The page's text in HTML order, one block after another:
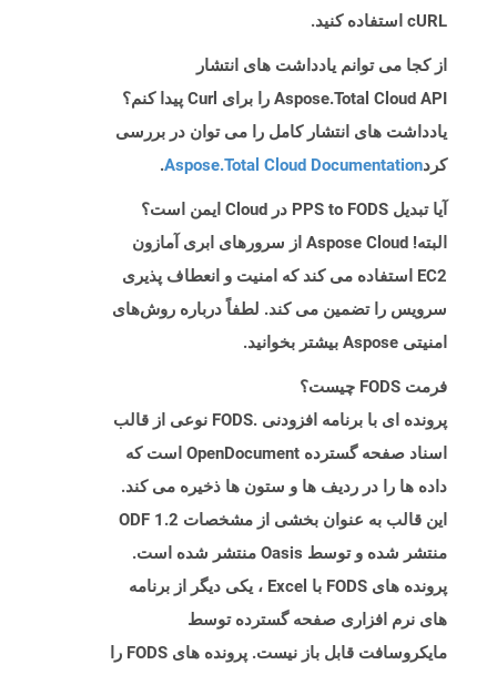
cURL استفاده کنید.
از کجا می توانم یادداشت های انتشار
Aspose.Total Cloud API را برای Curl پیدا کنم؟
یادداشت های انتشار کامل را می توان در بررسی
کردAspose.Total Cloud Documentation
.
آیا تبدیل PPS to FODS در Cloud ایمن است؟
البته! Aspose Cloud از سرورهای ابری آمازون
EC2 استفاده می کند که امنیت و انعطاف پذیری
سرویس را تضمین می کند. لطفاً درباره روش‌های
امنیتی Aspose بیشتر بخوانید.
فرمت FODS چیست؟
پرونده ای با برنامه افزودنی .FODS نوعی از قالب
اسناد صفحه گسترده OpenDocument است که
داده ها را در ردیف ها و ستون ها ذخیره می کند.
این قالب به عنوان بخشی از مشخصات ODF 1.2
منتشر شده و توسط Oasis منتشر شده است.
پرونده های FODS با Excel ، یکی دیگر از برنامه
های نرم افزاری صفحه گسترده توسط
مایکروسافت قابل باز نیست. پرونده های FODS را